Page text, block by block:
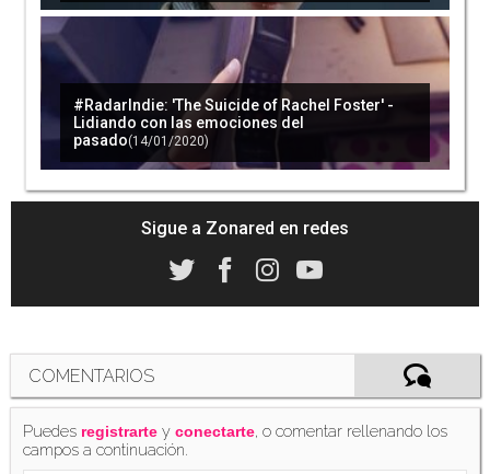
'Resident Evil 5' y 'Resident Evil 6' ya tienen
fecha de lanzamiento en Nintendo Switch
(16/07/2019)
Los japoneses podrán probar el nuevo
El nuevo juego de 'Resident Evil' se anunciará
durante el Tokyo Game Show 2019
#RadarIndie: 'The Suicide of Rachel Foster' -
Lidiando con las emociones del
pasado(14/01/2020)
Sigue a Zonared en redes
COMENTARIOS
Puedes registrarte yconectarte, o comentar rellenando los
campos a continuación.